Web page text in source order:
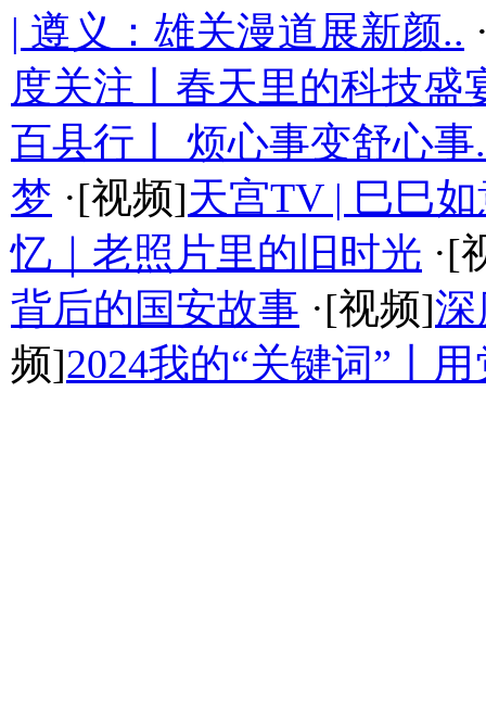
| 遵义：雄关漫道展新颜..
度关注丨春天里的科技盛
百县行丨 烦心事变舒心事
梦 ·[视频]天宫TV | 巳巳
忆｜老照片里的旧时光 ·[
背后的国安故事 ·[视频]深
频]2024我的“关键词”丨